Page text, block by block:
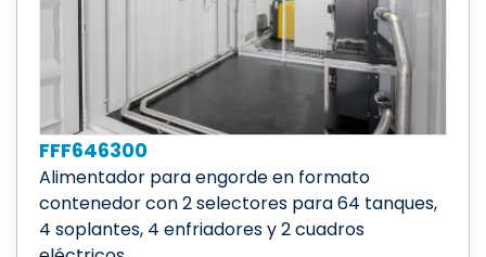
FFF646300
Alimentador para engorde en formato
contenedor con 2 selectores para 64 tanques,
4 soplantes, 4 enfriadores y 2 cuadros